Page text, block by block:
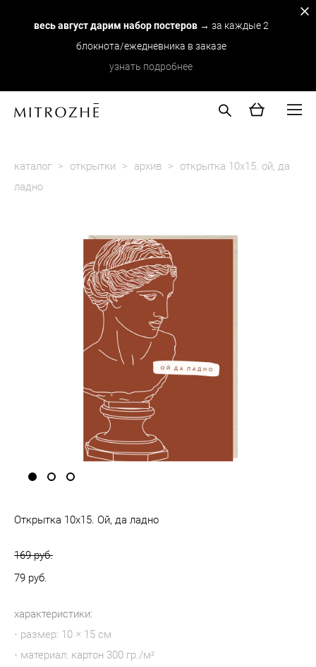
весь август дарим набор постеров→ за каждые 2
блокнота/ежедневника в заказе
узнать подробнее
каталог > открытки > архив > открытка 10х15. ой, да
ладно
Открытка 10х15. Ой, да ладно
169 pуб.
79 pуб.
характеристики:
· размер: 10 × 15 см
· материал: картон 300 гр./м²